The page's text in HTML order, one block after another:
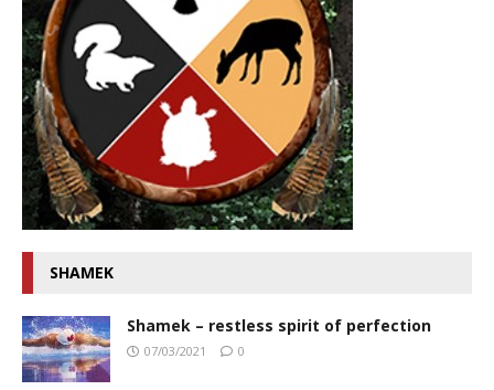
SHAMEK
Shamek – restless spirit of perfection
07/03/2021 0